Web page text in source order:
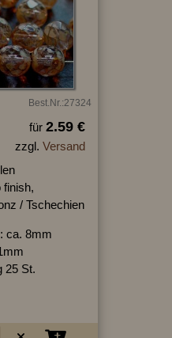
Best.Nr.:27324
für 2.59 €
zzgl. Versand
finish,
/ Tschechien
ca. 8mm
25 St.